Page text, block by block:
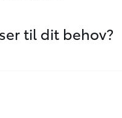
til dit behov?